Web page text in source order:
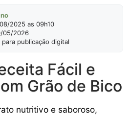
2025 as 09h10
05/2026
publicação digital
Fácil e
Grão de Bico
nutritivo e saboroso,